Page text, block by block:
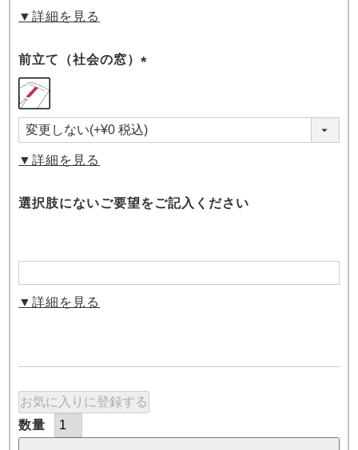
お気に入りに登録する
▼詳細を見る
前立て（社会の窓）
▼詳細を見る
選択肢にないご要望をご記入ください
▼詳細を見る